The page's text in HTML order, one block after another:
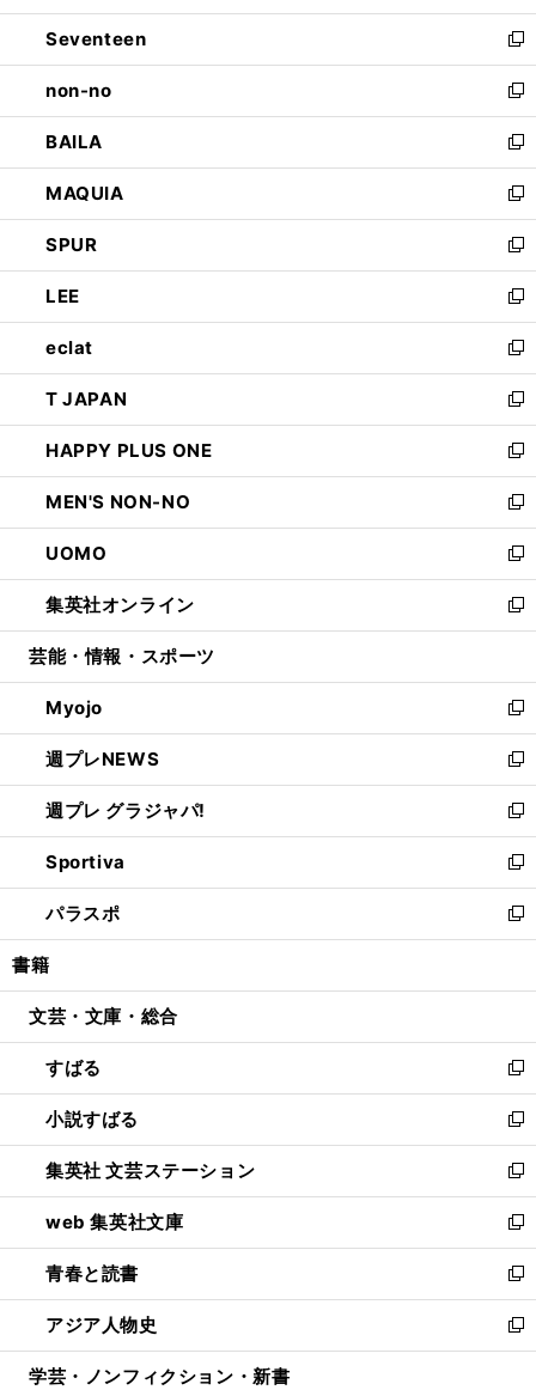
開
く
ウ
で
開
く
ン
ド
ウ
で
開
く
Seventeen
新
し
い
ウ
ィ
ン
ド
ウ
で
開
く
non-no
新
し
い
ウ
ィ
ン
ド
ウ
で
開
く
BAILA
新
し
い
ウ
ィ
ン
ド
ウ
で
開
く
MAQUIA
新
し
い
ウ
ィ
ン
ド
ウ
で
開
く
SPUR
新
し
い
ウ
ィ
ン
ド
ウ
で
開
く
LEE
新
し
い
ウ
ィ
ン
ド
ウ
で
開
く
eclat
新
し
い
ウ
ィ
ン
ド
ウ
で
開
く
T JAPAN
新
し
い
ウ
ィ
ン
ド
ウ
で
開
HAPPY PLUS ONE
新
し
い
ウ
ィ
ン
ド
ウ
開
く
MEN'S NON-NO
新
し
い
ウ
ィ
ン
ウ
で
開
く
UOMO
新
し
い
ウ
ン
ド
ウ
で
開
く
集英社オンライン
新
し
ウ
ィ
ン
ド
ウ
で
開
く
芸能・情報・スポーツ
Myojo
新
し
い
ウ
ィ
ン
ド
ウ
で
開
週プレNEWS
新
し
い
ウ
ィ
ン
ド
ウ
開
週プレ グラジャパ!
新
し
い
ウ
ィ
ン
ウ
開
く
Sportiva
新
し
い
ウ
ン
ウ
で
開
く
パラスポ
新
し
ウ
ン
ド
ウ
で
開
く
書籍
文芸・文庫・総合
すばる
新
し
い
ウ
ィ
ン
ド
ウ
で
開
く
小説すばる
新
し
い
ウ
ィ
ン
ド
ウ
で
開
集英社 文芸ステーション
新
し
い
ウ
ィ
ン
ド
ウ
web 集英社文庫
新
し
い
ウ
ィ
ン
青春と読書
新
し
い
ウ
アジア人物史
新
し
学芸・ノンフィクション・新書